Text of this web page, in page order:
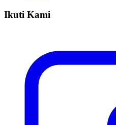
Ikuti Kami